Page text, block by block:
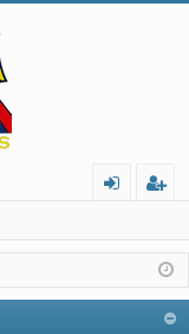
nt
ifi
ist
ra